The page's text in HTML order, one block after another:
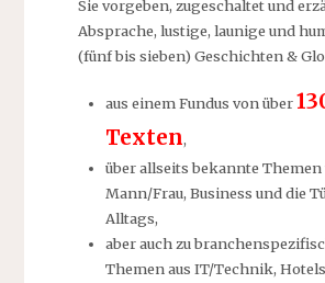
Sie vorgeben, zugeschaltet und
Absprache, lustige, launige und
(fünf bis sieben) Geschichten &
aus einem Fundus von über
Texten,
über allseits bekannte Themen
Mann/Frau, Business und die
Alltags,
aber auch zu
Themen aus IT/Technik,